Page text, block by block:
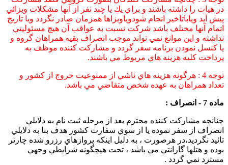
در هيات را داشته باشند و براي يك يا چند نفر از آنها مشكلات ويزائي
پيش آيد وياباتاخير انجام شودوياويزاها همزمان صادر نگردد ويا تاريخ
اتمام آنها مختلف باشد شركت نسبت به عواقب آن هيچ مسئوليتي
نداشته و اين موانع نمي تواند موجب انصراف بقيه همراهان گروه و
يا كنسل نمودن برنامه سفر گردد و مشاركت كننده موظف به
پرداخت كليه هزينه هاي مربوط مي باشند.
توجه 4 : هرگونه هزينه هاي ناشي از ممنوعيت خروج از كشور و
تعداد همراهان به عهده شخص متقاضي مي باشد.
ماده 7 - انصراف :
چنانچه مشاركت كننده محترم بعد از مرحله ثبت نام به دلايلي
انصراف از سفر نموده يا از سوي سفارت كشور هدف بنا به دلايلي
تائيد نگرديد،در هرصورت ، به دليل اينكه پروازهاي رزرو شده چارتر
بوده و هتلها گارانتي مي باشد ، تحت هيچگونه شرايطي وجهي
مسترد نمي گردد .